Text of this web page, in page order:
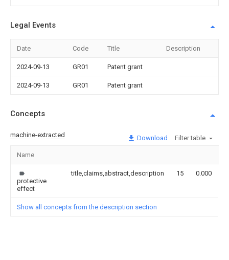
Legal Events
Date Code Title Description
2024-09-13 GR01 Patent grant
2024-09-13 GR01 Patent grant
Concepts
machine-extracted Download Filter table
Name
protective
effect
title,claims,abstract,description 15 0.000
Show all concepts from the description section